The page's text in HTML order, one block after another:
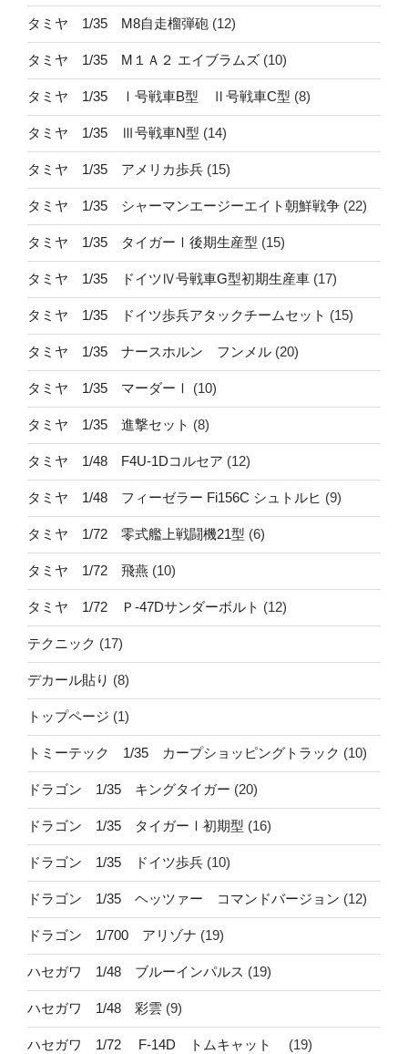
タミヤ 1/35 M8自走榴弾砲 (12)
タミヤ 1/35 M１Ａ２ エイブラムズ (10)
タミヤ 1/35 Ⅰ号戦車B型 Ⅱ号戦車C型 (8)
タミヤ 1/35 Ⅲ号戦車N型 (14)
タミヤ 1/35 アメリカ歩兵 (15)
タミヤ 1/35 シャーマンエージーエイト朝鮮戦争 (22)
タミヤ 1/35 タイガーⅠ後期生産型 (15)
タミヤ 1/35 ドイツⅣ号戦車G型初期生産車 (17)
タミヤ 1/35 ドイツ歩兵アタックチームセット (15)
タミヤ 1/35 ナースホルン フンメル (20)
タミヤ 1/35 マーダーⅠ (10)
タミヤ 1/35 進撃セット (8)
タミヤ 1/48 F4U-1Dコルセア (12)
タミヤ 1/48 フィーゼラー Fi156C シュトルヒ (9)
タミヤ 1/72 零式艦上戦闘機21型 (6)
タミヤ 1/72 飛燕 (10)
タミヤ 1/72 Ｐ-47Dサンダーボルト (12)
テクニック (17)
デカール貼り (8)
トップページ (1)
トミーテック 1/35 カープショッピングトラック (10)
ドラゴン 1/35 キングタイガー (20)
ドラゴン 1/35 タイガーⅠ初期型 (16)
ドラゴン 1/35 ドイツ歩兵 (10)
ドラゴン 1/35 ヘッツァー コマンドバージョン (12)
ドラゴン 1/700 アリゾナ (19)
ハセガワ 1/48 ブルーインパルス (19)
ハセガワ 1/48 彩雲 (9)
ハセガワ 1/72 F-14D トムキャット (19)